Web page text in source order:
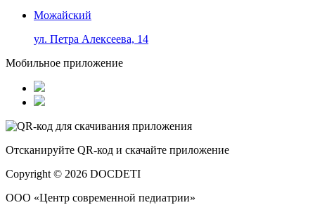
Можайский
ул. Петра Алексеева, 14
Мобильное приложение
Отсканируйте QR-код и скачайте приложение
Copyright © 2026 DOCDETI
ООО «Центр современной педиатрии»